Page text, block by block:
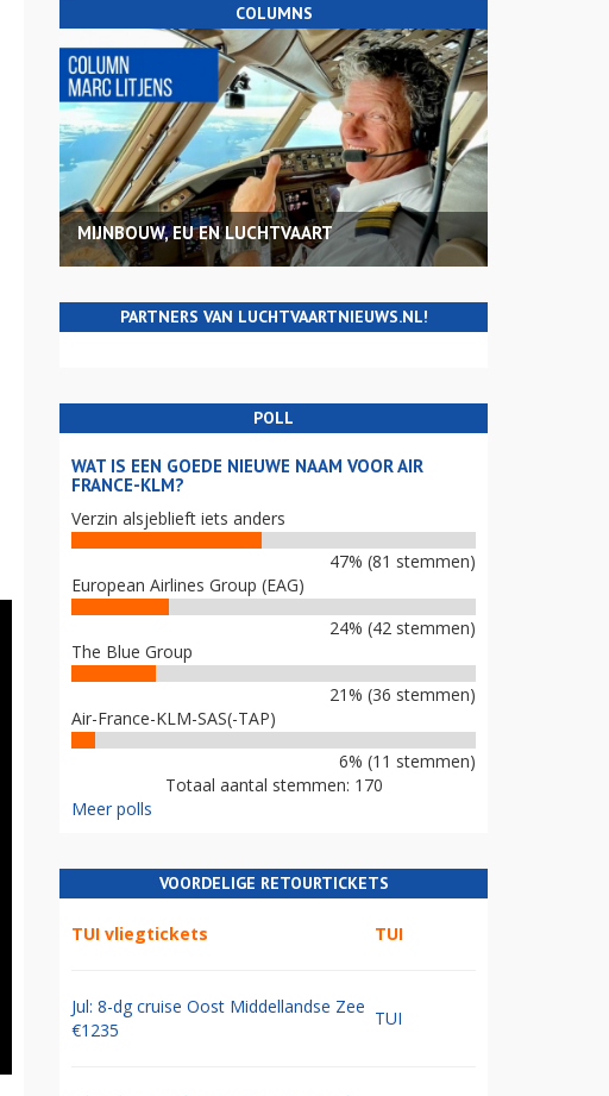
COLUMNS
MIJNBOUW, EU EN LUCHTVAART
PARTNERS VAN LUCHTVAARTNIEUWS.NL!
POLL
WAT IS EEN GOEDE NIEUWE NAAM VOOR AIR
FRANCE-KLM?
Verzin alsjeblieft iets anders
47% (81 stemmen)
European Airlines Group (EAG)
24% (42 stemmen)
The Blue Group
21% (36 stemmen)
Air-France-KLM-SAS(-TAP)
6% (11 stemmen)
Totaal aantal stemmen: 170
Meer polls
VOORDELIGE RETOURTICKETS
TUI vliegtickets TUI
Jul: 8-dg cruise Oost Middellandse Zee
€1235
TUI